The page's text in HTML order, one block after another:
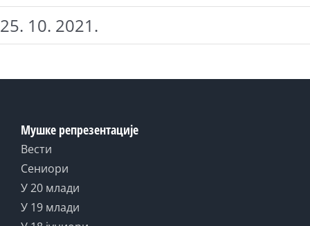
25. 10. 2021.
Мушке репрезентације
Вести
Сениори
У 20 млади
У 19 млади